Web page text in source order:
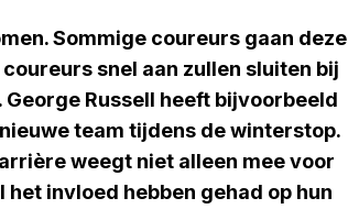
Sommige coureurs gaan deze
snel aan zullen sluiten bij
Russell heeft bijvoorbeeld
team tijdens de winterstop.
weegt niet alleen mee voor
invloed hebben gehad op hun